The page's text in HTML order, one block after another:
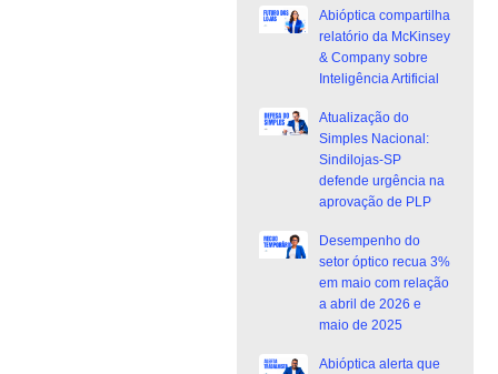
Abióptica compartilha
relatório da McKinsey
& Company sobre
Inteligência Artificial
Atualização do
Simples Nacional:
Sindilojas-SP
defende urgência na
aprovação de PLP
Desempenho do
setor óptico recua 3%
em maio com relação
a abril de 2026 e
maio de 2025
Abióptica alerta que